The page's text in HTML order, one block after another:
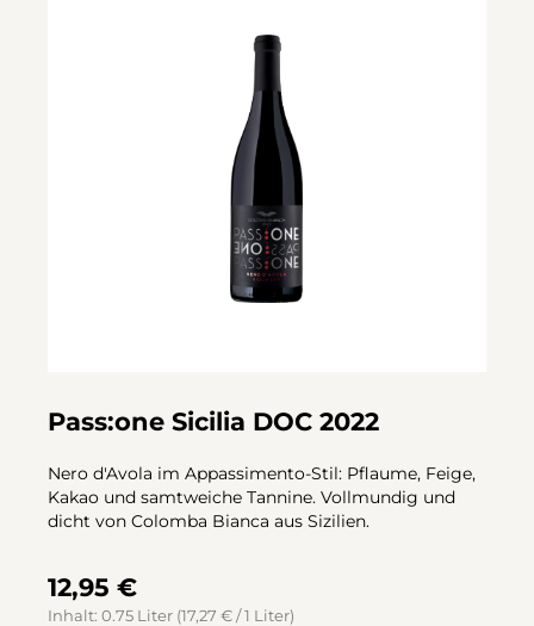
Bildergalerie überspringen
Pass:one Sicilia DOC 2022
Nero d'Avola im Appassimento-Stil: Pflaume, Feige,
Kakao und samtweiche Tannine. Vollmundig und
dicht von Colomba Bianca aus Sizilien.
12,95 €
Inhalt: 0.75 Liter (17,27 € / 1 Liter)